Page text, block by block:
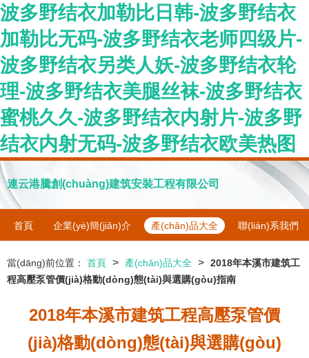
波多野结衣加勒比日韩-波多野结衣
加勒比无码-波多野结衣老师四级片-
波多野结衣另类人妖-波多野结衣轮
理-波多野结衣美腿丝袜-波多野结衣
蜜桃久久-波多野结衣内射片-波多野
结衣内射无码-波多野结衣欧美热图
連云港騰創(chuàng)建筑安裝工程有限公司
首頁 企業(yè)簡(jiǎn)介 產(chǎn)品大全 聯(lián)系我們
當(dāng)前位置： 首頁 > 產(chǎn)品大全 > 2018年本溪市建筑工
程高壓泵管價(jià)格動(dòng)態(tài)與選購(gòu)指南
2018年本溪市建筑工程高壓泵管價
(jià)格動(dòng)態(tài)與選購(gòu)